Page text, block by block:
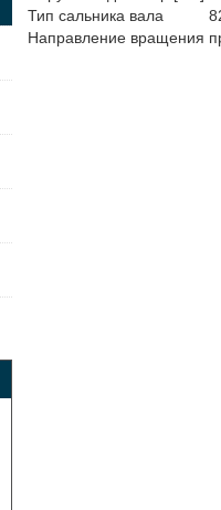
Тип сальника вала
Направление вращения